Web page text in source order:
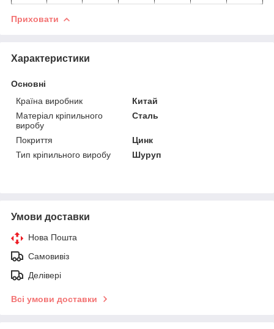
Приховати
Характеристики
Основні
Країна виробник
Китай
Матеріал кріпильного
виробу
Сталь
Покриття
Цинк
Тип кріпильного виробу
Шуруп
Умови доставки
Нова Пошта
Самовивіз
Делівері
Всі умови доставки